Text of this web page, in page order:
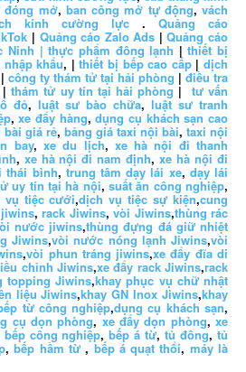
mở, ban công mở tự động, vách
kính cường lực . Quảng cáo
| Quảng cáo Zalo Ads |Quảng cáo
Ninh | thực phẩm đông lạnh |thiết bị
khẩu, |thiết bị bếp cao cấp|dịch
| công ty thám tử tại hải phòng | điều tra
|thám tử uy tín tại hải phòng | tư vấn
đỏ, luật sư bào chữa, luật sư tranh
,xe đẩy hàng,dụng cụ khách sạn cao
bài giá rẻ, bảng giá taxi nội bài, taxi nội
bay,xe du lịch, xe hà nội đi thanh
, xe hà nội đi nam định,xe hà nội đi
thái bình, trung tâm dạy lái xe, dạy lái
uy tín tại hà nội,suất ăn công nghiệp,
vụ tiệc cưới,dịch vụ tiệc sự kiện,cung
jiwins, rack Jiwins, vòi Jiwins,thùng rác
nước jiwins,thùng đựng đá giữ nhiệt
Jiwins,vòi nước nóng lạnh Jiwins,vòi
,vòi phun tráng jiwins,xe đẩy đĩa di
chỉnh Jiwins,xe đẩy rack Jiwins,rack
topping Jiwins,khay phục vụ chữ nhật
liệu Jiwins,khay GN Inox Jiwins,khay
từ công nghiệp,dụng cụ khách sạn,
cụ dọn phòng, xe đẩy dọn phòng,xe
công nghiệp,bếp á từ,tủ đông,tủ
,bếp hầm từ , bếp á quạt thổi, máy là